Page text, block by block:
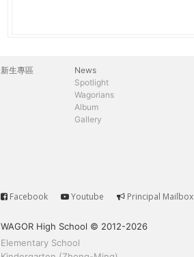
主
新生專區
News
Spotlight
Wagorians
Album
Gallery
Service
Facebook Youtube Principal Mailbox
WAGOR High School © 2012-2026
Elementary School